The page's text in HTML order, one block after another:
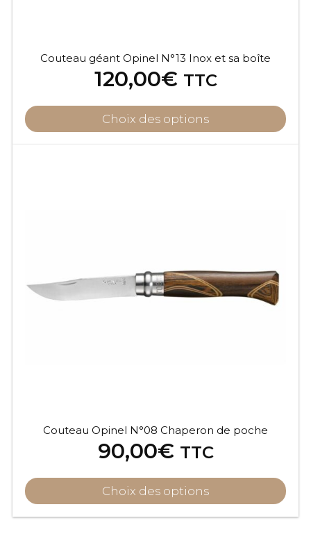
Couteau géant Opinel N°13 Inox et sa boîte
120,00€ TTC
Choix des options
Couteau Opinel N°08 Chaperon de poche
90,00€ TTC
Choix des options